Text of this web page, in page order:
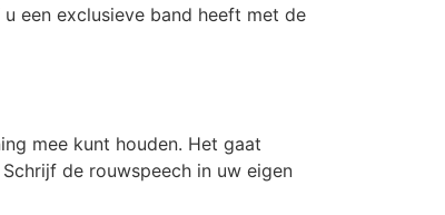
een exclusieve band heeft met de
mee kunt houden. Het gaat
de rouwspeech in uw eigen